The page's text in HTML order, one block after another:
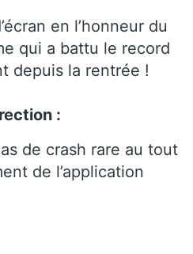
en l’honneur du
qui a battu le record
depuis la rentrée !
:
de crash rare au tout
de l’application